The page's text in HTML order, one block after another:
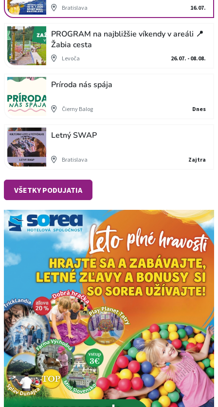
Bratislava 16.07.
PROGRAM na najbližšie víkendy v areáli 📍
Žabia cesta
Levoča 26.07. - 08.08.
Príroda nás spája
Čierny Balog Dnes
Letný SWAP
Bratislava Zajtra
VŠETKY PODUJATIA